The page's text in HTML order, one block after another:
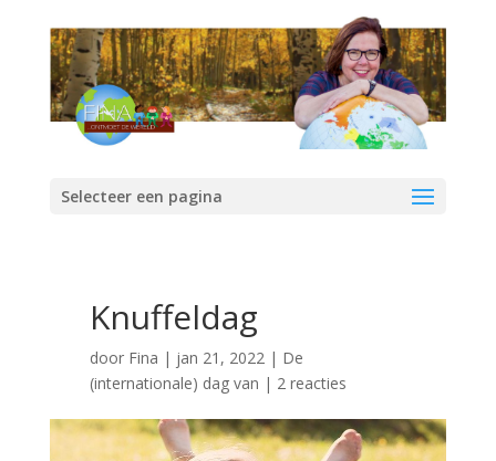
Selecteer een pagina
Knuffeldag
door Fina | jan 21, 2022| De
(internationale) dag van | 2 reacties